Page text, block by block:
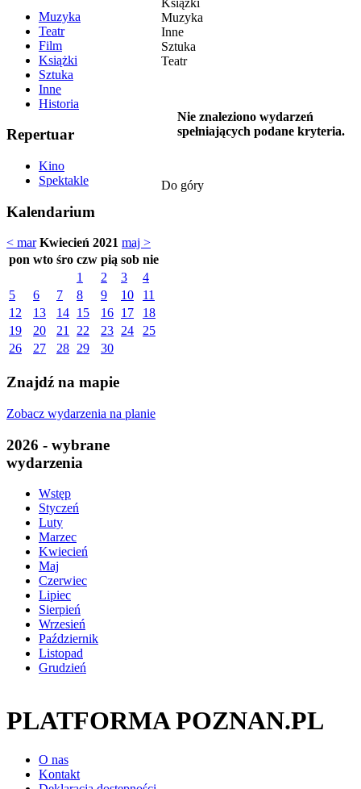
Muzyka
Teatr
Film
Książki
Sztuka
Inne
Historia
Repertuar
Kino
Spektakle
Kalendarium
< mar Kwiecień 2021 maj >
pon wto śro czw pią sob nie
1
2 3
4
5
6 7 8 9 10
11
12
13 14 15 16 17
18
19
20 21 22 23 24
25
26
27 28 29 30
Znajdź na mapie
Zobacz wydarzenia na planie
2026 - wybrane
wydarzenia
Wstęp
Styczeń
Luty
Marzec
Kwiecień
Maj
Czerwiec
Lipiec
Sierpień
Wrzesień
Październik
Listopad
Grudzień
Muzyka
Inne
Sztuka
Teatr
Nie znaleziono wydarzeń
spełniających podane kryteria.
Do góry
PLATFORMA POZNAN.PL
O nas
Kontakt